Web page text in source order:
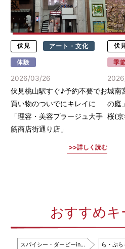
伏見 アート・文化
体験
2026/03/26
伏見桃山駅すぐ♪予約不要でお
買い物のついでにキレイに
「理容・美容プラージュ大手
筋商店街通り店」
詳しく読む
伏
季
城南
の庭
桜(
おすすめキ
スパイシー・ダービーin… ら・ぷら